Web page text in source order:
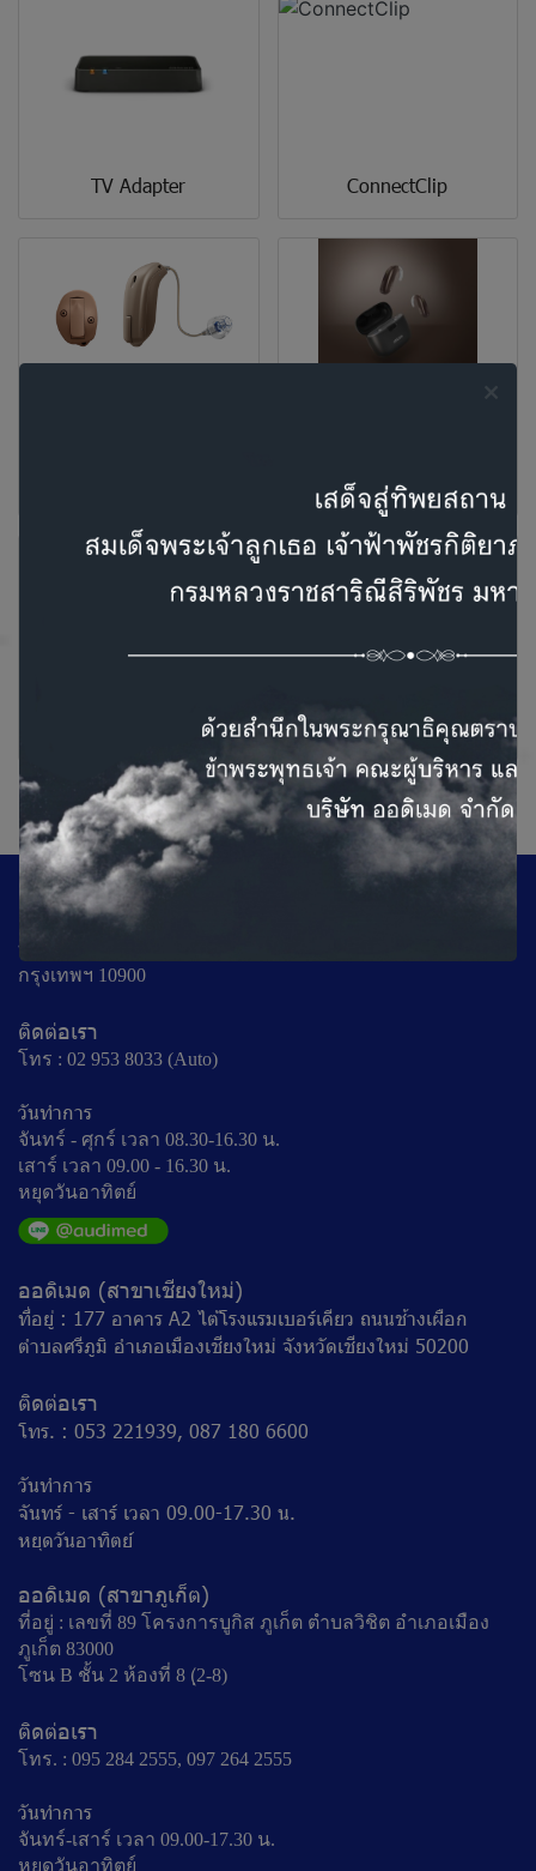
TV Adapter ConnectClip
เชียงใหม่
Xceed
1
ออดิเมดสำนักงานใหญ่ (กรุงเทพ)
ที่อยู่ : 100/101 ถ.เทศบาลสงเคราะห์แขวงลาดยาว เขตจตุจักร
กรุงเทพฯ 10900
ติดต่อเรา
โทร : 02 953 8033 (Auto)
วันทำการ
จันทร์ - ศุกร์ เวลา 08.30-16.30 น.
เสาร์ เวลา 09.00 - 16.30 น.
หยุดวันอาทิตย์
ออดิเมด (สาขาเชียงใหม่)
ที่อยู่ : 177 อาคาร A2 ไต้โรงแรมเบอร์เคียว ถนนช้างเผือก
ตำบลศรีภูมิ อำเภอเมืองเชียงใหม่ จังหวัดเชียงใหม่ 50200
ติดต่อเรา
โทร. : 053 221939, 087 180 6600
วันทำการ
จันทร์ - เสาร์ เวลา 09.00-17.30 น.
หยุดวันอาทิตย์
ออดิเมด (สาขาภูเก็ต)
ที่อยู่ : เลขที่ 89 โครงการบูกิส ภูเก็ต ตำบลวิชิต อำเภอเมือง
ภูเก็ต 83000
โซน B ชั้น 2 ห้องที่ 8 (ฺ2-8)
ติดต่อเรา
โทร. : 095 284 2555, 097 264 2555
วันทำการ
จันทร์-เสาร์ เวลา 09.00-17.30 น.
หยุดวันอาทิตย์